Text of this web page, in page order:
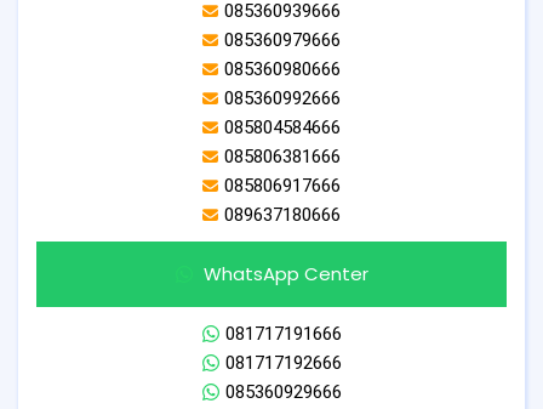
085360939666
085360979666
085360980666
085360992666
085804584666
085806381666
085806917666
089637180666
WhatsApp Center
081717191666
081717192666
085360929666